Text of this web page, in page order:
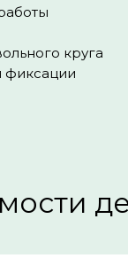
круга
фиксации